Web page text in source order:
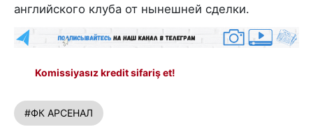
английского клуба от нынешней сделки.
Komissiyasız kredit sifariş et!
#ФК АРСЕНАЛ